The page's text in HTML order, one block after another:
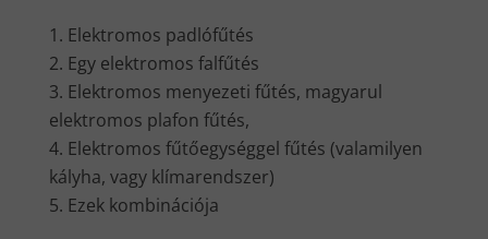
Elektromos padlófűtés
Egy elektromos falfűtés
Elektromos menyezeti fűtés, magyarul
elektromos plafon fűtés,
Elektromos fűtőegységgel fűtés (valamilyen
kályha, vagy klímarendszer)
Ezek kombinációja